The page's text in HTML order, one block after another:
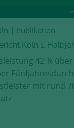
| Publikation
Köln 1.
42 %
mit rund